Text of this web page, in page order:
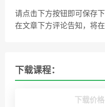
请点击下方按钮即可保存
在文章下方评论告知，将
下载课程：
下载价格